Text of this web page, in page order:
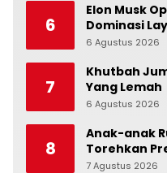
6
Elon Musk
Dominasi
6 Agustus 2026
7
Khutbah
Yang Lemah
6 Agustus 2026
8
Anak-anak
Torehkan
Anak
7 Agustus 2026